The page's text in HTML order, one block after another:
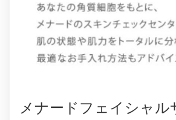
メナードフェイシャル